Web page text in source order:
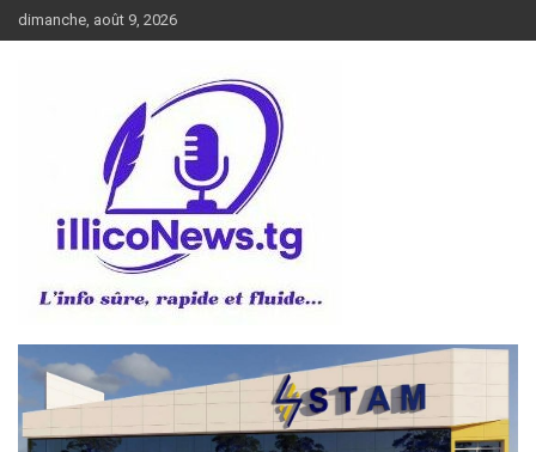
Aller
au
dimanche, août 9, 2026
illiconews